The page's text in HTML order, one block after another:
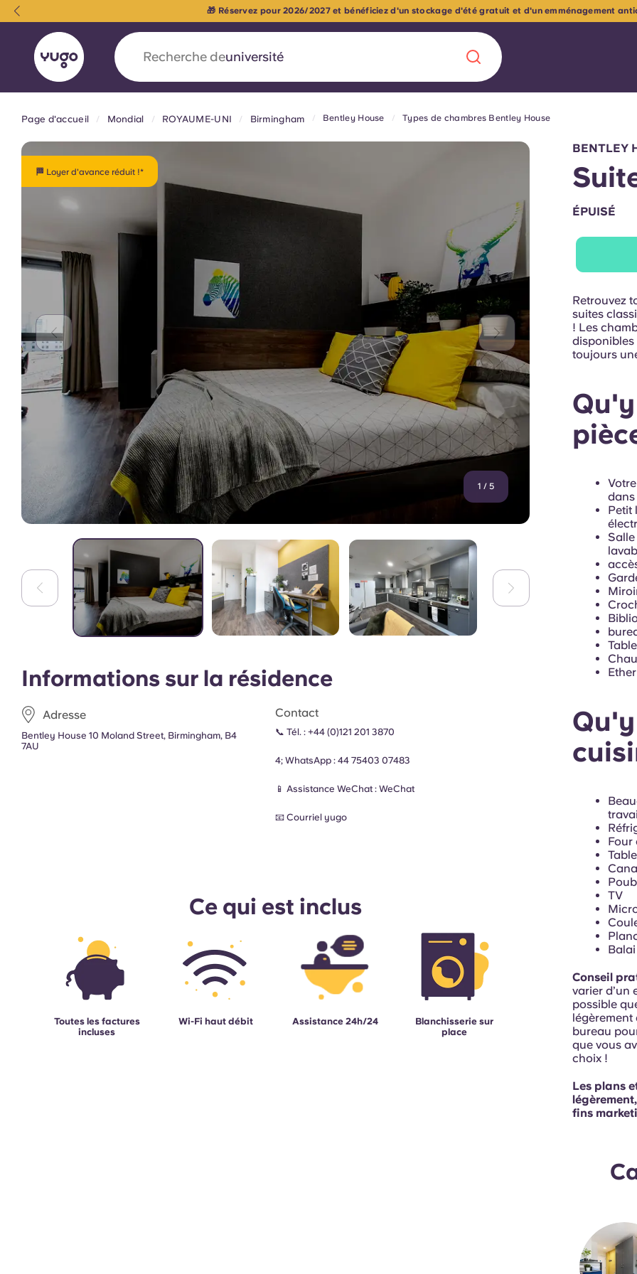
Recherche delogement
À proposLieuxPlus
Yugo x VCARB : À l'avant-garde d'une
nouvelle ère pour le logement étudiant
Yugo Le partenariat novateur de [nom de l'entreprise] avec
VCARB alimente l'innovation, l'ambition et des moments
inoubliables pour les étudiants.
Blog
English (GB) English (US) Chinese
🎁 Réservez pour 2026/2027 et bénéficiez d'un stockage d'été gratuit et d'un emménagement
Page d'accueil Mondial ROYAUME-UNI Birmingham Bentley House Types de chambres Bentley House
🏁 Loyer d'avance réduit !*
1 / 5
Informations sur la résidence
Adresse
Bentley House 10 Moland Street, Birmingham, B4
7AU
Contact
📞 Tél. :+44 (0)121 201 3870
4; WhatsApp :4475403 07483
📱Assistance WeChat : WeChat
📧 Courriel yugo
Ce qui est inclus
Toutes les factures
incluses
Wi-Fi haut débit Assistance 24h/24
Blanchisserie sur
place
BENTLEY
ÉPUISÉ
Retrouvez
suites
! Les
disponibles
toujours
Petit
Four
TV
Conseil
varier d’un
possible
légèrement
bureau
que vous
choix !
Les plans
fins